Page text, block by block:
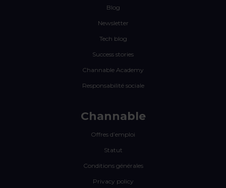
Blog
Newsletter
Tech blog
Success stories
Channable Academy
Responsabilité sociale
Channable
Offres d’emploi
Statut
Conditions générales
Privacy policy